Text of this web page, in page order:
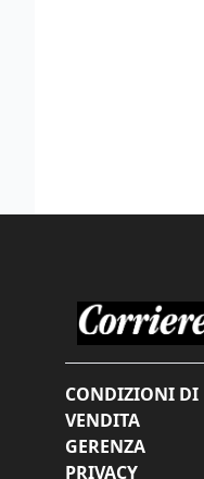
CONDIZIONI DI
VENDITA
GERENZA
PRIVACY